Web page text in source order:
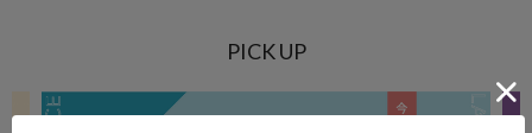
PICK UP